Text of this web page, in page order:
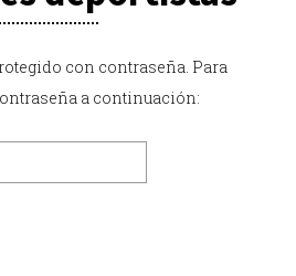
con contraseña. Para
a continuación: